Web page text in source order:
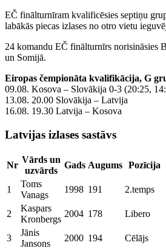
EČ finālturnīram kvalificēsies septiņu
labākās piecas izlases no otro vietu
24 komandu EČ finālturnīrs norisināsies
un Somijā.
Eiropas čempionāta kvalifikācija, G
09.08. Kosova – Slovākija 0-3 (20:25,
13.08. 20.00 Slovākija – Latvija
16.08. 19.30 Latvija – Kosova
Latvijas izlases sastāvs
Nr
Vārds un
uzvārds
Gads Augums Pozīcija
1
Toms
Vanags
1998 191 2.temps
2
Kaspars
Kronbergs
2004 178 Libero
3
Jānis
Jansons
2000 194 Cēlājs